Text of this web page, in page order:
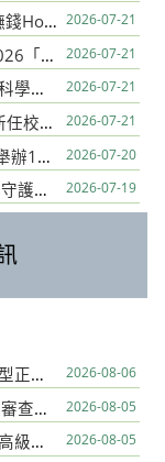
雲林縣政府鼓勵更多青年回鄉發展,設立「撫錢House青年創業基地」 2026-07-21
國立清華大學清華光罩教育研究中心辦理2026「清華光罩教學獎」 2026-07-21
清華大學辦理教育部「115學年度高中學生科學研究人才培育計畫」招生考試簡章與海報 2026-07-21
高雄市 115 年度市立高級中等學校第二次新任校長遴選簡章 2026-07-21
水林鄉公所訂於115年8月18日（星期二）舉辦115年度「緣聚水林．幸福同行」未婚員工暨環境教育聯誼活動 2026-07-20
臺南市政府政風處辦理之「菜奇鴨＆夜奇鴨守護府城．反賄選知識大挑戰」網路有獎徵答活動 2026-07-19
台南女中辦理115學年度上學期「人權及轉型正義課程入校推廣計畫」 2026-08-06
轉知文化部修正發布「考古遺址指定及廢止審查辦法」第4條發布令 2026-08-05
教育部國民及學前教育署115學年度第一次高級中等教育階段特殊教育初任教師研習 2026-08-05